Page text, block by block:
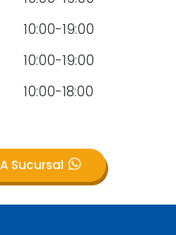
10:00-19:00
10:00-19:00
10:00-18:00
Sucursal